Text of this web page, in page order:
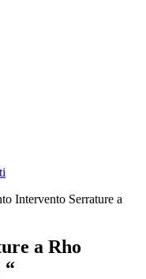
Intervento Serrature a
a Rho
“